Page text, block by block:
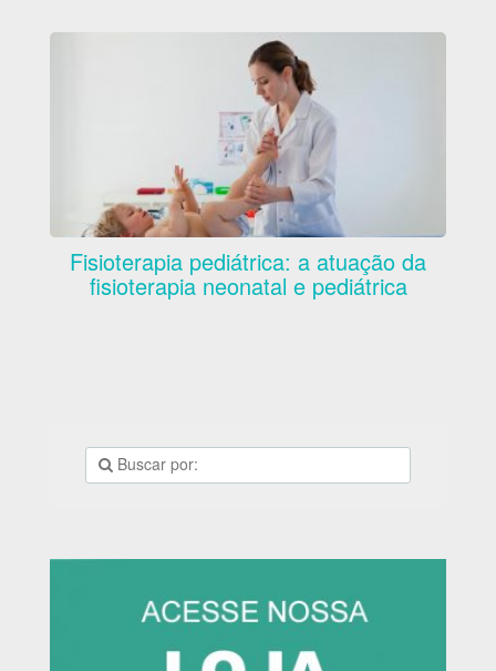
Fisioterapia pediátrica: a atuação da
fisioterapia neonatal e pediátrica